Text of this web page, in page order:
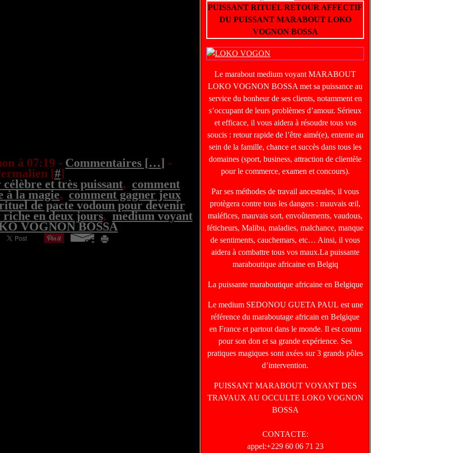
à 07:19 - Commentaires […] -
[#]
et très puissant, comment
à la magie,comment gagner jeux
de pacte vodoun pour devenir
en deux jours,medium voyant
VOGNON BOSSA
PUISSANT RITUEL RETOUR AFFECTIF
DU PUISSANT MARABOUT LOKO
VOGNON BOSSA
Le marabout medium voyant MARABOUT
LOKO VOGNON BOSSA met sa puissance au
service du bonheur de ses clients, notamment en
s’occupant de leurs problèmes d’amour. Sérieux
et efficace, il vous aidera à résoudre tous vos
soucis : retour rapide de l’être aimé(e), entente au
sein de la famille, chance et succès dans tous les
domaines (sport, business, attraction de clientèle
pour le commerce, examen et concours).
Par ses méthodes de travail ancestrales, il vous
protègera contre tous les dangers : mauvais œil,
maléfices, mauvais sort, envoûtements, vaudous,
féticheurs, Malibu, maladies, malchance, manque
de sentiments, cauchemars, etc… Ainsi, il vous
aidera à combattre tous vos maux.La puissante
maraboutique africaine en Belgiq
La puissante maraboutique africaine en Belgique
Le medium SEDONOU GUETA PAUL est une
référence du maraboutage africain en Belgique
en France et partout dans le monde. Il est connu
pour son don et sa grande expérience. Ses
pratiques magiques sont axées sur 3 grands pôles
d’intervention.
PUISSANT MARABOUT VOYANT DES
TRAVAUX AU OCCULTE LOKO VOGNON
BOSSA
CONTACTE:
appel:+229 60 06 71 23